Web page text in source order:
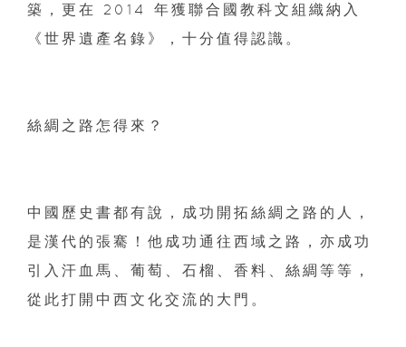
築， 更在 2014 年獲聯合國教科文組織納入
《世界遺產名錄》，十分值得認識。
絲綢之路怎得來？
中國歷史書都有說，成功開拓絲綢之路的人，
是漢代的張騫！ 他成功通往西域之路，亦成功
引入汗血馬、葡萄、石榴、香料、 絲綢等等，
從此打開中西文化交流的大門。